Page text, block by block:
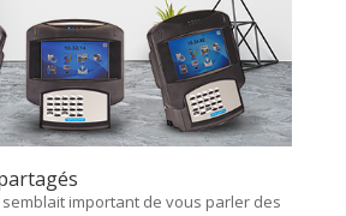
important de vous parler des